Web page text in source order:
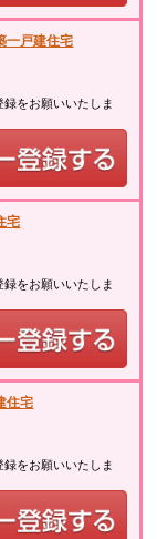
一戸建住宅
をお願いいたしま
宅
をお願いいたしま
住宅
をお願いいたしま